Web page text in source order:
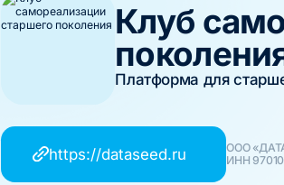
Клуб
Платформа для
https://dataseed.ru
ООО
ИНН